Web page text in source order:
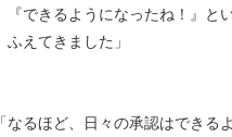
『できるようになったね！』と
ふえてきました」
「なるほど、日々の承認はできる